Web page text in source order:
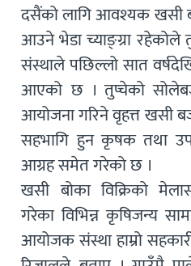
दसैंको लागि आवश्यक खसी
आउने भेडा च्याङ्ग्रा रहेकोले
संस्थाले पछिल्लो सात
आएको छ । तुप्चेको
आयोजना गरिने वृहत्त खसी
सहभागि हुन कृषक तथा
आग्रह समेत गरेको छ ।
खसी बोका विक्रिको
गरेका विभिन्न कृषिजन्य
आयोजक संस्था हाम्रो